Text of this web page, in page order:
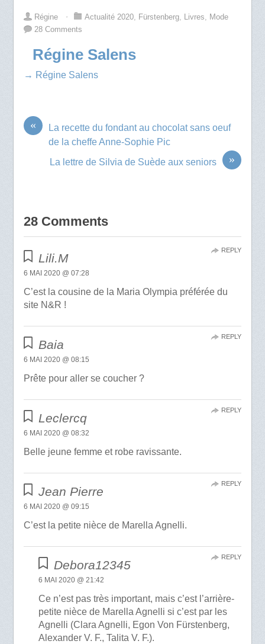
Régine ⋅ Actualité 2020, Fürstenberg, Livres, Mode
28 Comments
Régine Salens
→ Régine Salens
«
La recette du fondant au chocolat sans oeuf
de la cheffe Anne-Sophie Pic
»
La lettre de Silvia de Suède aux seniors
28 Comments
Lili.M
6 MAI 2020 @ 07:28
C’est la cousine de la Maria Olympia préférée du
site N&R !
REPLY
Baia
6 MAI 2020 @ 08:15
Prête pour aller se coucher ?
REPLY
Leclercq
6 MAI 2020 @ 08:32
Belle jeune femme et robe ravissante.
REPLY
Jean Pierre
6 MAI 2020 @ 09:15
C’est la petite nièce de Marella Agnelli.
REPLY
Debora12345
6 MAI 2020 @ 21:42
Ce n’est pas très important, mais c’est l’arrière-
petite nièce de Marella Agnelli si c’est par les
Agnelli (Clara Agnelli, Egon Von Fürstenberg,
Alexander V. F., Talita V. F.).
REPLY